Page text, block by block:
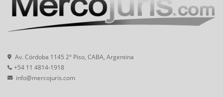
Av. Córdoba 1145 2° Piso, CABA, Argentina
+54 11 4814-1918
info@mercojuris.com